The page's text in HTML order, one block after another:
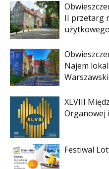
II przetarg
Najem
XLVIII
Organowej
Festiwal